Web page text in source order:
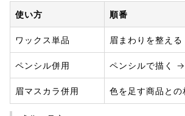
使い方 順番
ワックス単品 眉まわりを整え
ペンシル併用 ペンシルで描く
眉マスカラ併用 色を足す商品と